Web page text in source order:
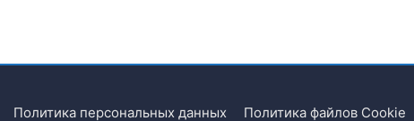
Политика персональных данных Политика файлов Cookie